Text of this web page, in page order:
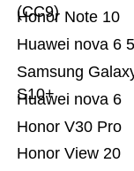
Honor View 20
Honor V30 Pro
Huawei nova 6
Samsung
S10+
Huawei nova 6
Honor Note 10
(CC9)